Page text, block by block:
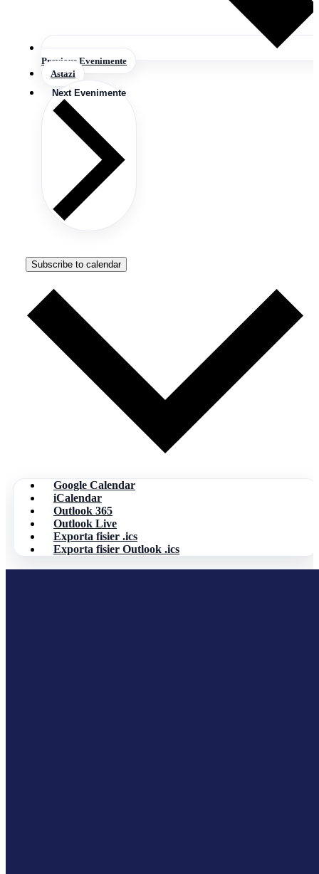
Previous Evenimente
Astazi
Next Evenimente
Subscribe to calendar
Google Calendar
iCalendar
Outlook 365
Outlook Live
Exporta fisier .ics
Exporta fisier Outlook .ics